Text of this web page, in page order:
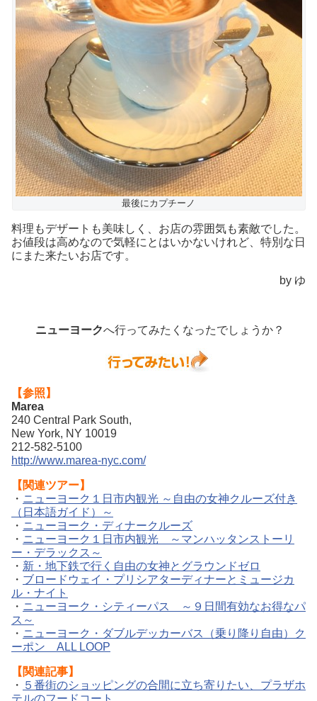
最後にカプチーノ
料理もデザートも美味しく、お店の雰囲気も素敵でした。
お値段は高めなので気軽にとはいかないけれど、特別な日
にまた来たいお店です。
by ゆ
ニューヨークへ行ってみたくなったでしょうか？
【参照】
Marea
240 Central Park South,
New York, NY 10019
212-582-5100
http://www.marea-nyc.com/
【関連ツアー】
・ ニューヨーク１日市内観光 ～自由の女神クルーズ付き
（日本語ガイド）～
・ ニューヨーク・ディナークルーズ
・ ニューヨーク１日市内観光 ～マンハッタンストーリ
ー・デラックス～
・ 新・地下鉄で行く自由の女神とグラウンドゼロ
・ ブロードウェイ・プリシアターディナーとミュージカ
ル・ナイト
・ ニューヨーク・シティーパス ～９日間有効なお得なパ
ス～
・ ニューヨーク・ダブルデッカーバス（乗り降り自由）ク
ーポン ALL LOOP
【関連記事】
・ ５番街のショッピングの合間に立ち寄りたい、プラザホ
テルのフードコート